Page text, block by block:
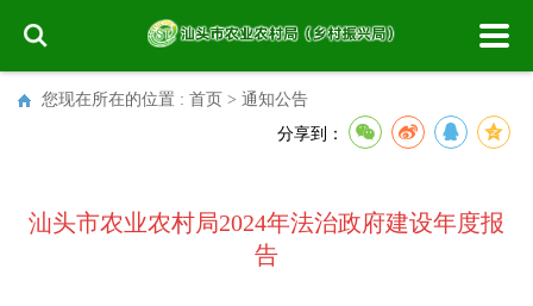
您现在所在的位置 : 首页 > 通知公告
分享到：
汕头市农业农村局2024年法治政府建设年度报
告